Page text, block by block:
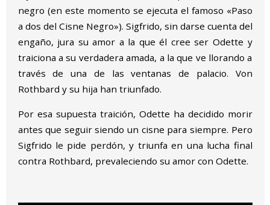
negro (en este momento se ejecuta el famoso «Paso
a dos del Cisne Negro»). Sigfrido, sin darse cuenta del
engaño, jura su amor a la que él cree ser Odette y
traiciona a su verdadera amada, a la que ve llorando a
través de una de las ventanas de palacio. Von
Rothbard y su hija han triunfado.
Por esa supuesta traición, Odette ha decidido morir
antes que seguir siendo un cisne para siempre. Pero
Sigfrido le pide perdón, y triunfa en una lucha final
contra Rothbard, prevaleciendo su amor con Odette.